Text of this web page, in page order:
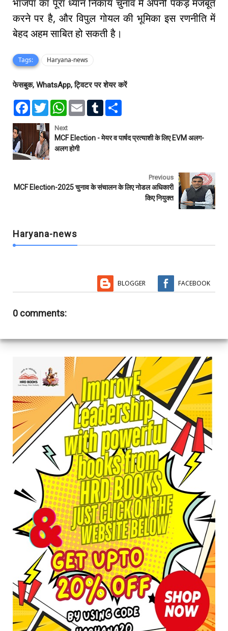
भाजपा का पूरा ध्यान निकाय चुनाव में अपनी पकड़ मजबूत
करने पर है, और विपुल गोयल की भूमिका इस रणनीति में
बेहद अहम साबित हो सकती है।
Tags: Haryana-news
फेसबुक, WhatsApp, ट्विटर पर शेयर करें
F
o
o
k
T
w
t
e
r
W
t
s
A
p
E
l
T
l
e
Next
MCF Election - मेयर व पार्षद प्रत्याशी के लिए EVM अलग-
अलग होगी
Previous
MCF Election-2025 चुनाव के संचालन के लिए नोडल अधिकारी
किए नियुक्त
Haryana-news
BLOGGER FACEBOOK
0 comments: